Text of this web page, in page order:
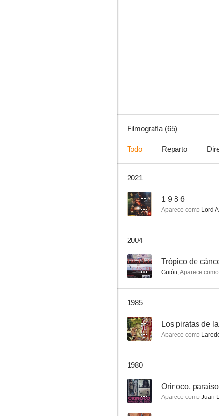
Filmografía (65)
Todo Reparto
2021
-- 1 9 8 6
Aparece como Lord
2004
-- Trópico de
Guión,Aparece como
1985
-- Los piratas de
Aparece como
1980
-- Orinoco,
Aparece como Juan